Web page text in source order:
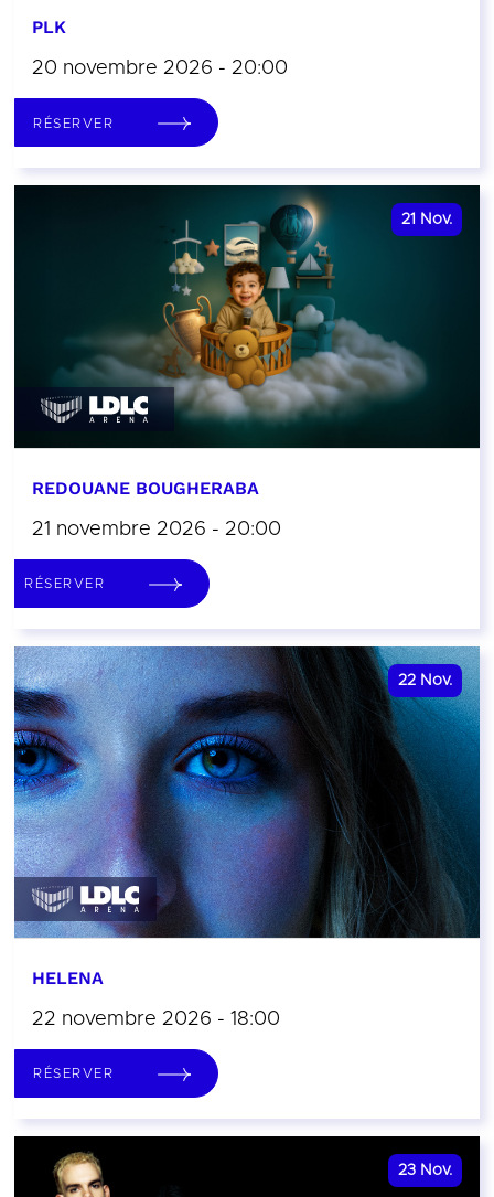
PLK
20 novembre 2026 - 20:00
RÉSERVER
21 Nov.
REDOUANE BOUGHERABA
21 novembre 2026 - 20:00
RÉSERVER
22 Nov.
HELENA
22 novembre 2026 - 18:00
RÉSERVER
23 Nov.